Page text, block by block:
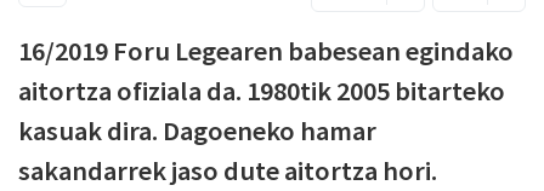
16/2019 Foru Legearen babesean egindako
aitortza ofiziala da. 1980tik 2005 bitarteko
kasuak dira. Dagoeneko hamar
sakandarrek jaso dute aitortza hori.